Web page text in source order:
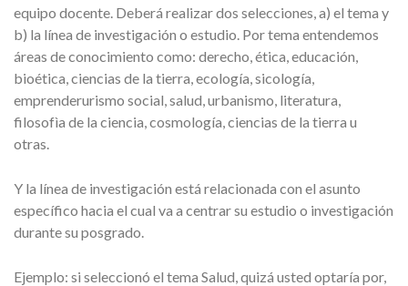
equipo docente. Deberá realizar dos selecciones, a) el tema y
b) la línea de investigación o estudio. Por tema entendemos
áreas de conocimiento como: derecho, ética, educación,
bioética, ciencias de la tierra, ecología, sicología,
emprenderurismo social, salud, urbanismo, literatura,
filosofìa de la ciencia, cosmología, ciencias de la tierra u
otras.
Y la línea de investigación está relacionada con el asunto
específico hacia el cual va a centrar su estudio o investigación
durante su posgrado.
Ejemplo: si seleccionó el tema Salud, quizá usted optaría por,